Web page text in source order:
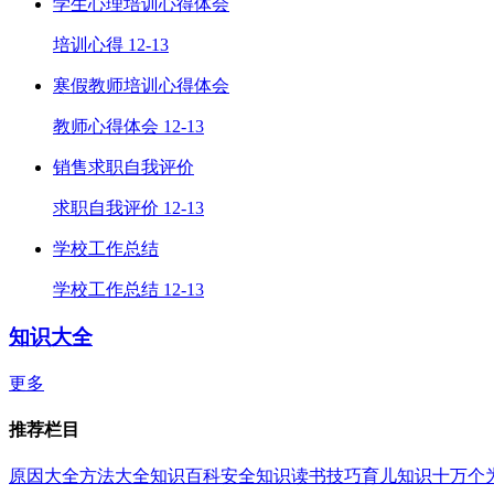
学生心理培训心得体会
培训心得 12-13
寒假教师培训心得体会
教师心得体会 12-13
销售求职自我评价
求职自我评价 12-13
学校工作总结
学校工作总结 12-13
知识大全
更多
推荐栏目
原因大全方法大全知识百科安全知识读书技巧育儿知识十万个